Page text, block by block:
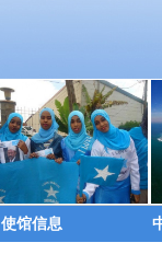
使馆信息